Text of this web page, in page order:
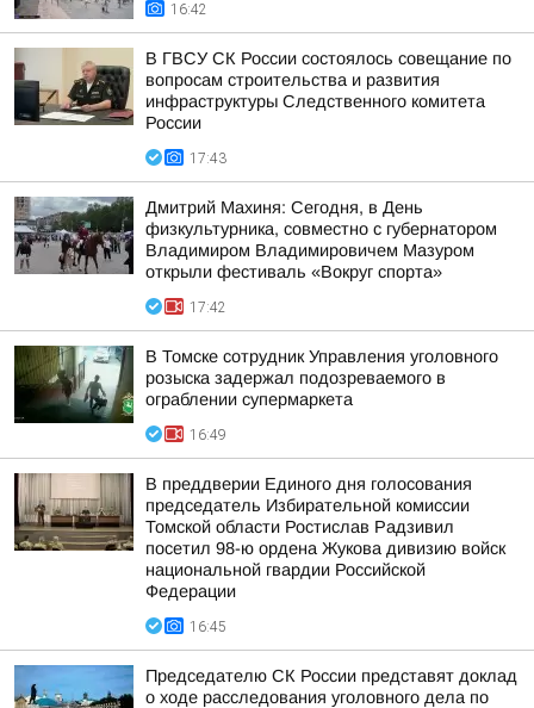
16:42
В ГВСУ СК России состоялось совещание по
вопросам строительства и развития
инфраструктуры Следственного комитета
России
17:43
Дмитрий Махиня: Сегодня, в День
физкультурника, совместно с губернатором
Владимиром Владимировичем Мазуром
открыли фестиваль «Вокруг спорта»
17:42
В Томске сотрудник Управления уголовного
розыска задержал подозреваемого в
ограблении супермаркета
16:49
В преддверии Единого дня голосования
председатель Избирательной комиссии
Томской области Ростислав Радзивил
посетил 98-ю ордена Жукова дивизию войск
национальной гвардии Российской
Федерации
16:45
Председателю СК России представят доклад
о ходе расследования уголовного дела по